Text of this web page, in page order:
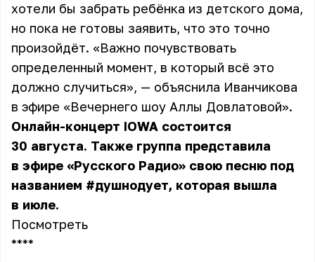
хотели бы забрать ребёнка из детского дома,
но пока не готовы заявить, что это точно
произойдёт. «Важно почувствовать
определенный момент, в который всё это
должно случиться», — объяснила Иванчикова
в эфире «Вечернего шоу Аллы Довлатовой».
Онлайн-концерт IOWA состоится
30 августа. Также группа представила
в эфире «Русского Радио» свою песню под
названием #душнодует, которая вышла
в июле.
Посмотреть
** **